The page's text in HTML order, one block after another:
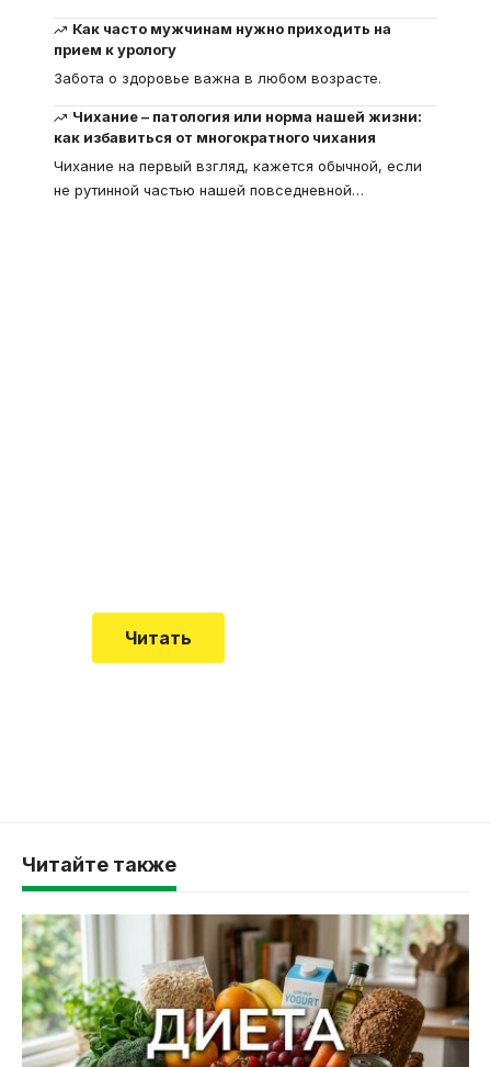
Как часто мужчинам нужно приходить на
прием к урологу
Забота о здоровье важна в любом возрасте.
Чихание – патология или норма нашей жизни:
как избавиться от многократного чихания
Чихание на первый взгляд, кажется обычной, если
не рутинной частью нашей повседневной…
Читать
Читайте также